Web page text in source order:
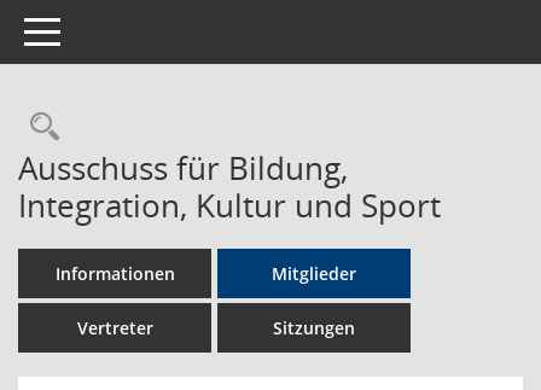
Toggle navigation
Rechercheauswahl
Ausschuss für Bildung,
Integration, Kultur und Sport
Informationen Mitglieder
Vertreter Sitzungen